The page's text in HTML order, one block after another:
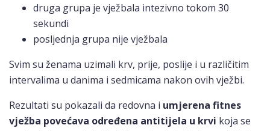
druga grupa je vježbala intezivno tokom 30
sekundi
posljednja grupa nije vježbala
Svim su ženama uzimali krv, prije, poslije i u različitim
intervalima u danima i sedmicama nakon ovih vježbi.
Rezultati su pokazali da redovna i umjerena fitnes
vježba povećava određena antitijela u krvi koja se